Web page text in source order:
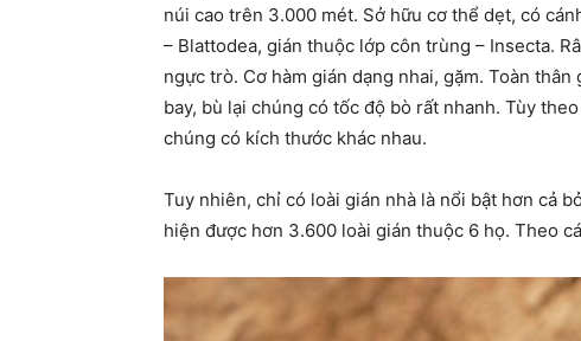
núi cao trên 3.000 mét. Sở hữu cơ thể dẹt, có
– Blattodea, gián thuộc lớp côn trùng – Insecta.
ngực trò. Cơ hàm gián dạng nhai, gặm. Toàn
bay, bù lại chúng có tốc độ bò rất nhanh. Tùy
chúng có kích thước khác nhau.
Tuy nhiên, chỉ có loài gián nhà là nổi bật hơn cả
hiện được hơn 3.600 loài gián thuộc 6 họ. Theo